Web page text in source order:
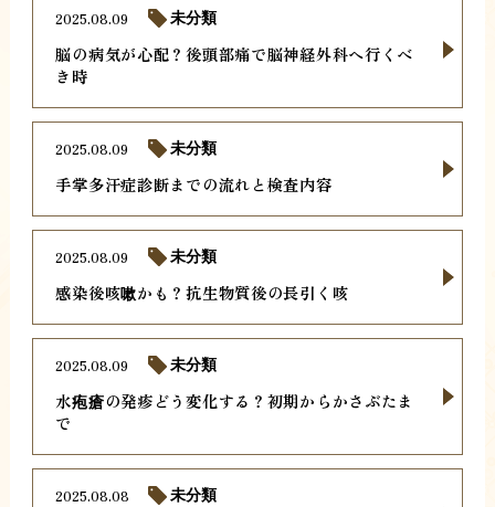
脳の病気が心配？後頭部痛で脳神経外科へ行くべ
き時
2025.08.09 未分類
手掌多汗症診断までの流れと検査内容
2025.08.09 未分類
感染後咳嗽かも？抗生物質後の長引く咳
2025.08.09 未分類
水疱瘡の発疹どう変化する？初期からかさぶたま
で
2025.08.09 未分類
2025.08.08 未分類